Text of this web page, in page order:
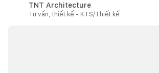
TNT Architecture
Tư vấn, thiết kế - KTS/Thiết kế